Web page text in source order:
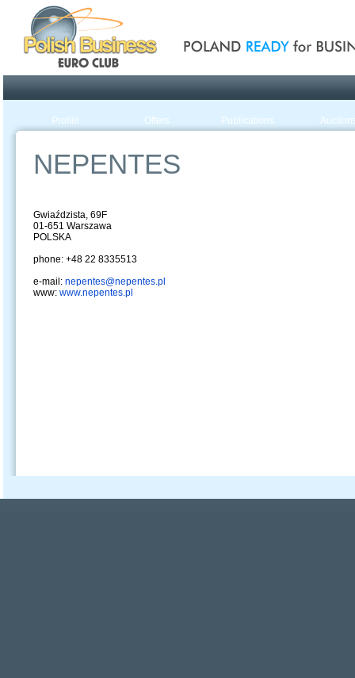
Profile Offers Publications
NEPENTES
Gwiaździsta, 69F
01-651 Warszawa
POLSKA
phone: +48 22 8335513
e-mail: nepentes@nepentes.pl
www: www.nepentes.pl